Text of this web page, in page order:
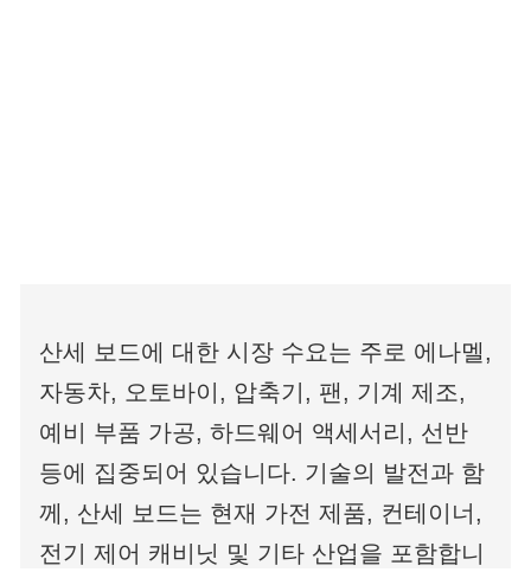
산세 보드에 대한 시장 수요는 주로 에나멜,
자동차, 오토바이, 압축기, 팬, 기계 제조,
예비 부품 가공, 하드웨어 액세서리, 선반
등에 집중되어 있습니다. 기술의 발전과 함
께, 산세 보드는 현재 가전 제품, 컨테이너,
전기 제어 캐비닛 및 기타 산업을 포함합니